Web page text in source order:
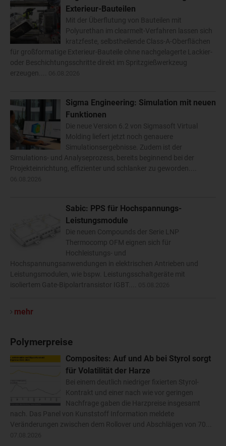
Exterieur-Bauteilen
Mit der Überflutung von Bauteilen mit
Polyurethan im clearmelt-Verfahren lassen sich
kratzfeste, selbstheilende Class-A-Oberflächen
für großformatige Exterieur-Bauteile ohne nachgelagerte Lackier-
oder Beschichtungsschritte direkt im Spritzgießwerkzeug
erzeugen....
Sigma Engineering: Simulation mit neuen
Funktionen
Die neue Version 6.2 von Sigmasoft Virtual
Molding liefert jetzt noch genauere
Simulationsergebnisse. Zudem ist der
Simulations- und Analyseprozess, bereits beginnend bei der
Projekteinrichtung, effizienter und schlanker zu geworden....
Sabic: PPS für Hochspannungs-
Leistungsmodule
Die neuen Compounds der Serie LNP
Thermocomp OFM eignen sich für
Hochleistungs- und
Hochspannungsanwendungen in elektrischen Antrieben und
Leistungsmodulen, wie bspw. Leistungsschaltgeräte mit
isoliertem Gate-Bipolartransistor IGBT....
mehr
Polymerpreise
Composites: Auf und Ab bei Styrol sorgt
für Volatilität der Harze
Bei einem deutlich niedriger fixierten Styrol-
Kontrakt und einer nach wie vor geringen
Nachfrage gaben die Harzpreise insgesamt
nach. Das Panel von Kunststoff Information meldete
Veränderungen zwischen dem Rollover und Abschlägen von 70...